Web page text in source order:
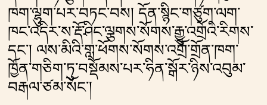
ཁག་ལྷུག་པར་བཏང་བས། དོན་སྙིང་གཙུག་ལག་
ཁང་འདིར་ས་རྡོ་ཤིང་ལྕགས་སོགས་རྒྱུ་འགྲོའི་རིགས་
དང༌། ལས་མིའི་གླ་ཕོགས་སོགས་འགྲོ་གྲོན་ཁག་
ཁྱོན་གཅིག་ཏུ་བསྡོམས་པར་ཧིན་སྒོར་ཉིས་འབུམ་
བརྒལ་ཙམ་སོང༌།